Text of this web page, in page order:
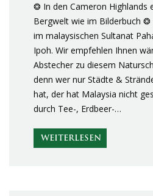
❂ In den Cameron Highlands
Bergwelt wie im Bilderbuch
im malaysischen Sultanat
Ipoh. Wir empfehlen Ihnen
Abstecher zu diesem
denn wer nur Städte &
hat, der hat Malaysia nicht
durch Tee-, Erdbeer-…
WEITERLESEN